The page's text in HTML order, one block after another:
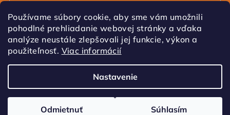
Používame súbory cookie, aby sme vám umožnili
pohodlné prehliadanie webovej stránky a vďaka
analýze neustále zlepšovali jej funkcie, výkon a
použiteľnosť. Viac informácií
Nastavenie
Odmietnuť Súhlasím
Prihlásiť sa
Upraviť nastavenie cookies